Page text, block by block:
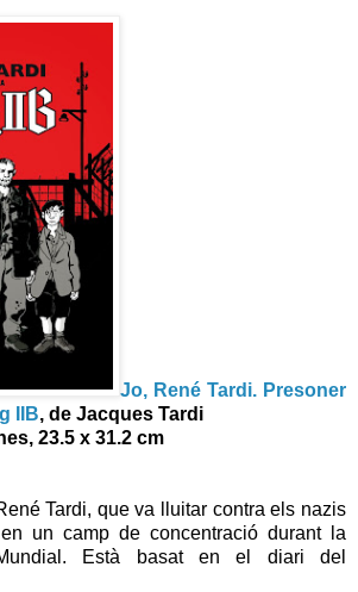
Jo, René Tardi. Presoner
IIB, de Jacques Tardi
23.5 x 31.2 cm
Tardi, que va lluitar contra els nazis
un camp de concentració durant la
Està basat en el diari del